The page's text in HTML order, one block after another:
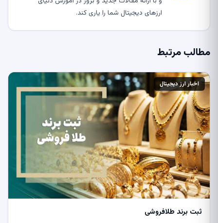
ارزهای دیجیتال شما را یاری کند.
مطالب مرتبط
اخبار ارز دیجیتال
ثبت برند طلافروشی